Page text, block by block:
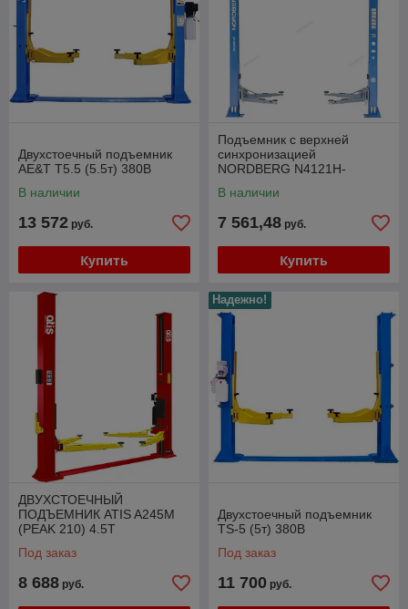
Двухстоечный подъемник
AE&T T5.5 (5.5т) 380В
В наличии
13 572 руб.
Купить
Подъемник с верхней
синхронизацией
NORDBERG N4121H-
В наличии
7 561,48 руб.
Купить
ДВУХСТОЕЧНЫЙ
ПОДЪЕМНИК ATIS A245M
(PEAK 210) 4.5Т
Под заказ
8 688 руб.
Надежно!
Двухстоечный подъемник
TS-5 (5т) 380В
Под заказ
11 700 руб.